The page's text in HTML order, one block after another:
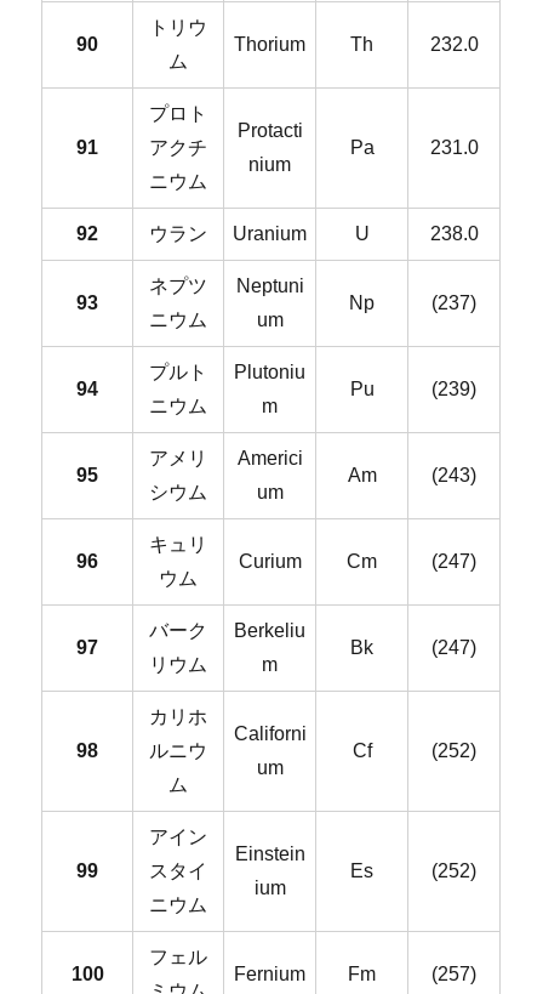
90
トリウ
ム
Thorium Th 232.0
91
プロト
アクチ
ニウム
Protacti
nium
Pa 231.0
92 ウラン Uranium U 238.0
93
ネプツ
ニウム
Neptuni
um
Np (237)
94
プルト
ニウム
Plutoniu
m
Pu (239)
95
アメリ
シウム
Americi
um
Am (243)
96
キュリ
ウム
Curium Cm (247)
97
バーク
リウム
Berkeliu
m
Bk (247)
98
カリホ
ルニウ
ム
Californi
um
Cf (252)
99
アイン
スタイ
ニウム
Einstein
ium
Es (252)
100
フェル
Fernium Fm (257)